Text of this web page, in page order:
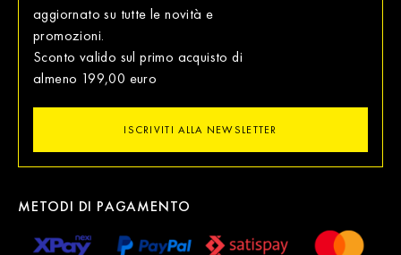
aggiornato su tutte le novità e
promozioni.
Sconto valido sul primo acquisto di
almeno 199,00 euro
ISCRIVITI ALLA NEWSLETTER
METODI DI PAGAMENTO